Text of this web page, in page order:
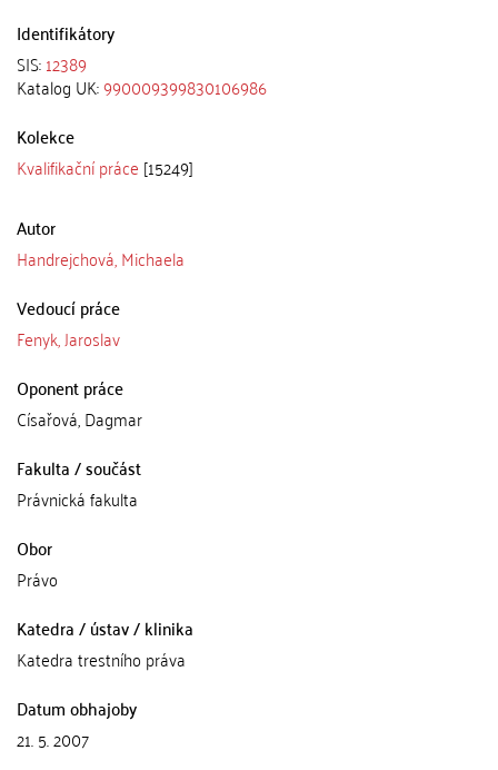
Identifikátory
SIS:12389
Katalog UK:990009399830106986
Kolekce
Kvalifikační práce [15249]
Autor
Handrejchová, Michaela
Vedoucí práce
Fenyk, Jaroslav
Oponent práce
Císařová, Dagmar
Fakulta / součást
Právnická fakulta
Obor
Právo
Katedra / ústav / klinika
Katedra trestního práva
Datum obhajoby
21. 5. 2007